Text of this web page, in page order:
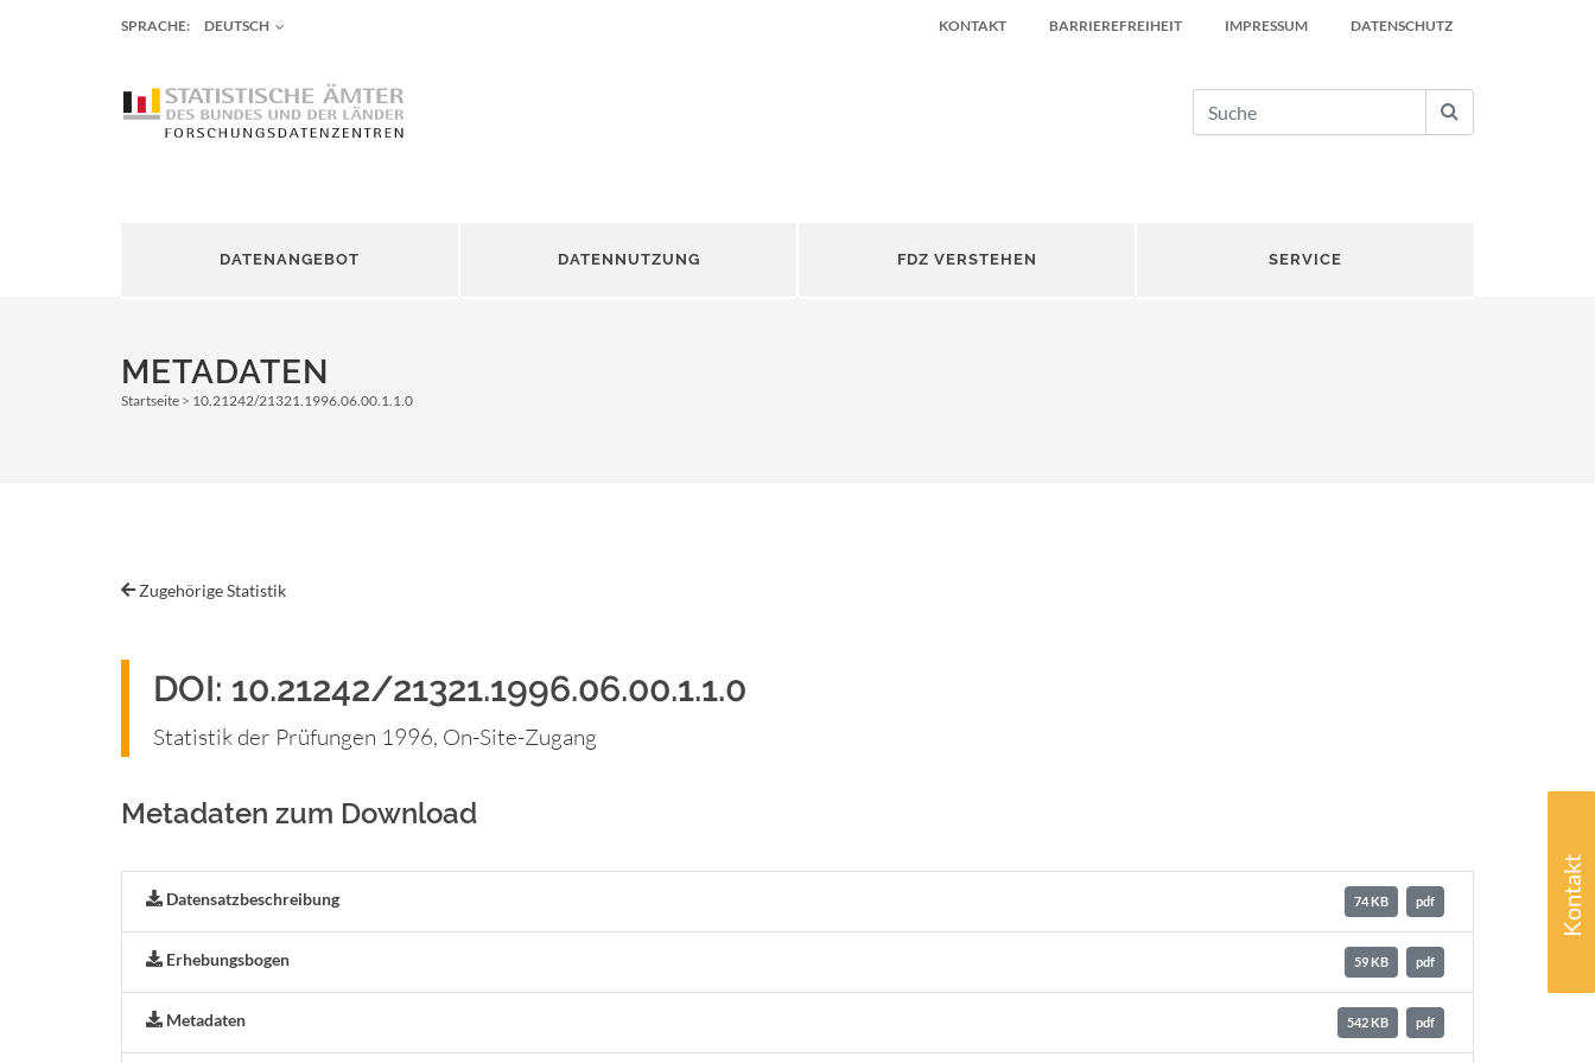
Kontakt
SPRACHE: DEUTSCH KONTAKT BARRIEREFREIHEIT IMPRESSUM DATENSCHUTZ
DATENANGEBOT DATENNUTZUNG FDZ VERSTEHEN SERVICE
METADATEN
Pfadnavigation
Startseite 10.21242/21321.1996.06.00.1.1.0
Zugehörige Statistik
DOI: 10.21242/21321.1996.06.00.1.1.0
Statistik der Prüfungen 1996, On-Site-Zugang
Metadaten zum Download
Datensatzbeschreibung 74 KB pdf
Erhebungsbogen 59 KB pdf
Metadaten 542 KB pdf